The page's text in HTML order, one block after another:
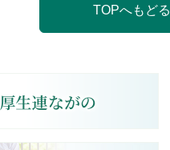
TOPへもどる